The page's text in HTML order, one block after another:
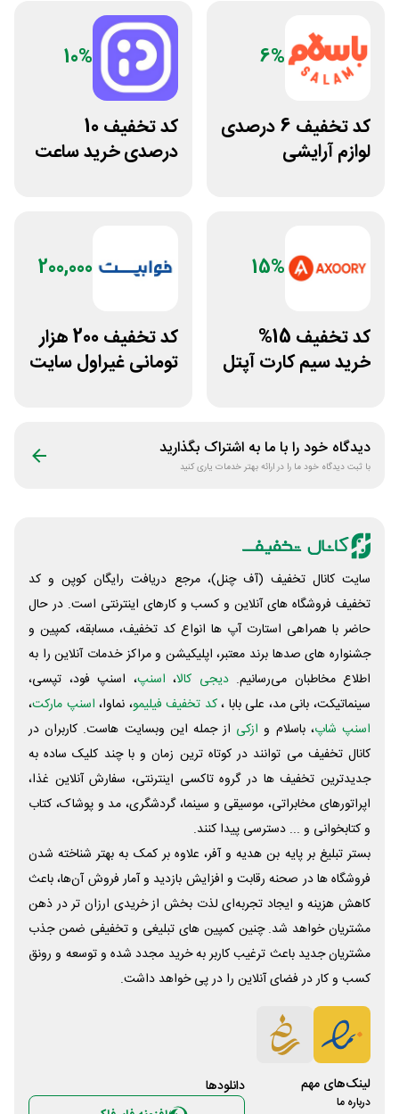
6%
کد تخفیف 6 درصدی
لوازم آرایشی
10%
کد تخفیف 10
درصدی خرید ساعت
15%
کد تخفیف 15%
خرید سیم کارت آپتل
200,000
کد تخفیف 200 هزار
تومانی غیراول سایت
دیدگاه خود را با ما به اشتراک بگذارید
با ثبت دیدگاه خود ما را در ارائه بهتر خدمات یاری کنید
سایت کانال تخفیف (آف چنل)، مرجع دریافت رایگان کوپن و کد
تخفیف فروشگاه های آنلاین و کسب و‌ کارهای اینترنتی است. در حال
حاضر با همراهی استارت آپ ها انواع کد تخفیف، مسابقه، کمپین و
جشنواره های صدها برند معتبر، اپلیکیشن و مراکز خدمات آنلاین را به
اطلاع مخاطبان می‌رسانیم. دیجی کالا، اسنپ، اسنپ فود، تپسی،
سینماتیکت، بانی مد، علی‌ بابا ،کد تخفیف فیلیمو، نماوا، اسنپ مارکت،
اسنپ شاپ، باسلام و ازکی از جمله این وبسایت ‌هاست. کاربران در
کانال تخفیف می توانند در کوتاه ترین زمان و با چند کلیک ساده به
جدیدترین تخفیف ها در گروه تاکسی اینترنتی، سفارش آنلاین غذا،
اپراتورهای مخابراتی، موسیقی و سینما، گردشگری، مد و پوشاک، کتاب
و کتابخوانی و ... دسترسی پیدا کنند.
بستر تبلیغ بر پایه بن هدیه و آفر، علاوه بر کمک به بهتر شناخته شدن
فروشگاه ها در صحنه رقابت و افزایش بازدید و آمار فروش آن‌ها، باعث
کاهش هزینه و ایجاد تجربه‌ای لذت بخش از خریدی ارزان تر در ذهن
مشتریان خواهد شد. چنین کمپین های تبلیغی و تخفیفی ضمن جذب
مشتریان جدید باعث ترغیب کاربر به خرید مجدد شده و توسعه و رونق
کسب و کار در فضای آنلاین را در پی خواهد داشت.
لینک‌های مهم
درباره ما
دانلود‌ها